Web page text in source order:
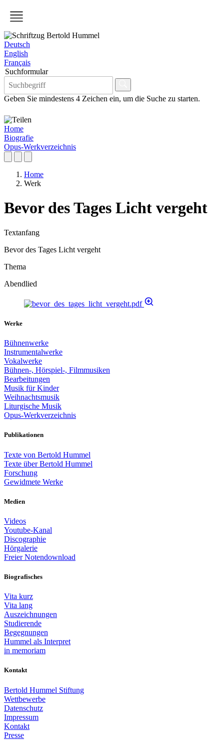
Deutsch
English
Français
Suchformular
Geben Sie mindestens 4 Zeichen ein, um die Suche zu starten.
Home
Biografie
Opus-Werkverzeichnis
Home
Werk
Bevor des Tages Licht vergeht
Textanfang
Bevor des Tages Licht vergeht
Thema
Abendlied
Werke
Bühnenwerke
Instrumentalwerke
Vokalwerke
Bühnen-, Hörspiel-, Filmmusiken
Bearbeitungen
Musik für Kinder
Weihnachtsmusik
Liturgische Musik
Opus-Werkverzeichnis
Publikationen
Texte von Bertold Hummel
Texte über Bertold Hummel
Forschung
Gewidmete Werke
Medien
Videos
Youtube-Kanal
Discographie
Hörgalerie
Freier Notendownload
Biografisches
Vita kurz
Vita lang
Auszeichnungen
Studierende
Begegnungen
Hummel als Interpret
in memoriam
Kontakt
Bertold Hummel Stiftung
Wettbewerbe
Datenschutz
Impressum
Kontakt
Presse